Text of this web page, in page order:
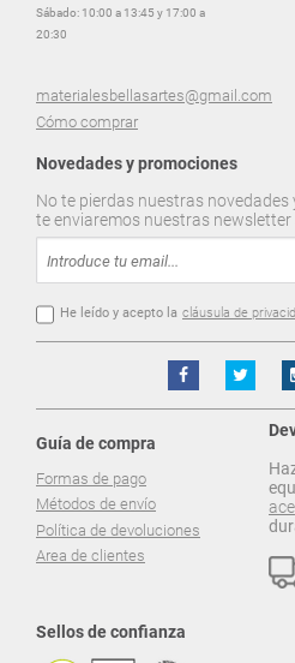
Sábado: 10:00 a 13:45 y 17:00 a
20:30
materialesbellasartes@gmail.com
Cómo comprar
Novedades y promociones
No te pierdas nuestras
te enviaremos nuestras newsletter
He leído y acepto la cláusula de
Guía de compra
Formas de pago
Métodos de envío
Política de devoluciones
Area de clientes
Sellos de confianza